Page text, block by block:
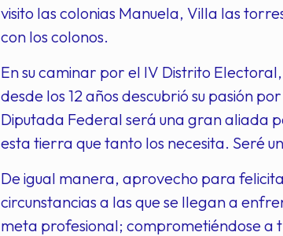
visito las colonias Manuela, Villa las
con los colonos.
En su caminar por el IV Distrito
desde los 12 años descubrió su pasión
Diputada Federal será una gran aliada
esta tierra que tanto los necesita. Seré
De igual manera, aprovecho para
circunstancias a las que se llegan a
meta profesional; comprometiéndose a